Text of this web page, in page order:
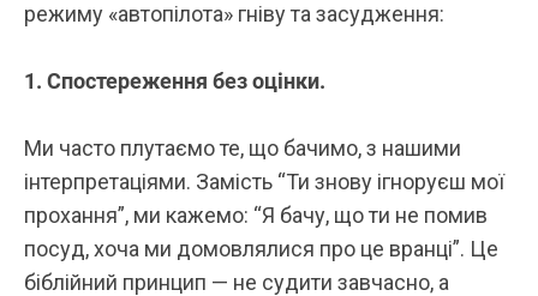
режиму «автопілота» гніву та засудження:
1. Спостереження без оцінки.
Ми часто плутаємо те, що бачимо, з нашими
інтерпретаціями. Замість “Ти знову ігноруєш мої
прохання”, ми кажемо: “Я бачу, що ти не помив
посуд, хоча ми домовлялися про це вранці”. Це
біблійний принцип — не судити завчасно, а